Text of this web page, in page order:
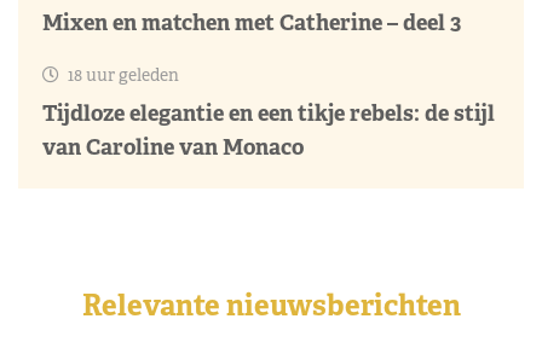
Mixen en matchen met Catherine – deel 3
18 uur geleden
Tijdloze elegantie en een tikje rebels: de stijl
van Caroline van Monaco
Relevante nieuwsberichten